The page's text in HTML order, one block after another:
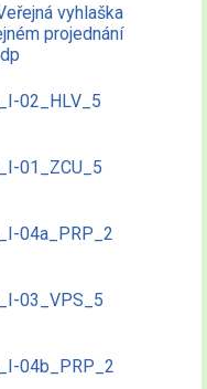
vyhlaška
projednání
02_HLV_5
01_ZCU_5
04a_PRP_2
03_VPS_5
04b_PRP_2